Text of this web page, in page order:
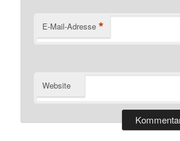
E-Mail-Adresse *
Website